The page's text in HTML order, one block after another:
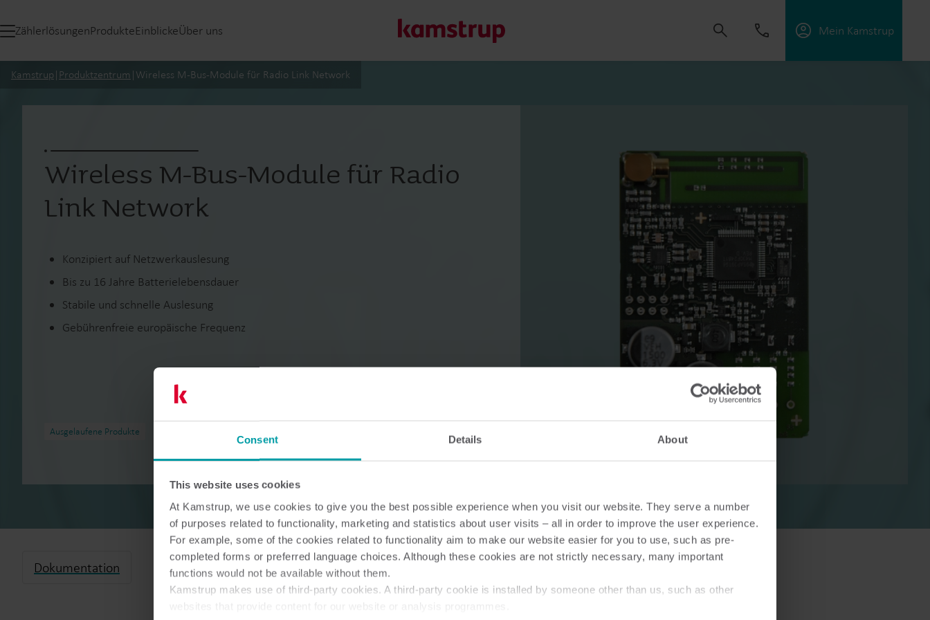
Consent Details About
This website uses cookies
At Kamstrup, we use cookies to give you the best possible experience when you visit our website. They serve a number
of purposes related to functionality, marketing and statistics about user visits – all in order to improve the user experience.
For example, some of the cookies related to functionality aim to make our website easier for you to use, such as pre-
completed forms or preferred language choices. Although these cookies are not strictly necessary, many important
functions would not be available without them.
Kamstrup makes use of third-party cookies. A third-party cookie is installed by someone other than us, such as other
websites that provide content for our website or analysis programmes.
ZählerlösungenProdukteEinblickeÜber uns Mein Kamstrup
Unser Engagement für eine nachhaltigere Zukunft motiviert uns, Lösungen zu schaffen, die es unseren
Kunden ermöglichen, Wasserverluste zu minimieren, Versorgungsunternehmen zu unterstützen, die
Energieeffizienz zu maximieren und die Elektrifizierung effektiv zu managen.
für präzise Messung und
effizientes Management.
Stromlösungen für präzise
Kamstrup | Produktzentrum | Wireless M-Bus-Module für Radio Link Network
Wireless M-Bus-Module für Radio
Link Network
Konzipiert auf Netzwerkauslesung
Bis zu 16 Jahre Batterielebensdauer
Stabile und schnelle Auslesung
Gebührenfreie europäische Frequenz
Ausgelaufene Produkte
Dokumentation